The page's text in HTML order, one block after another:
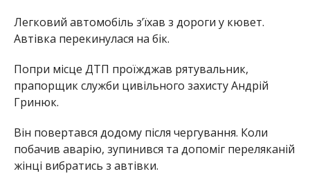
Легковий автомобіль з’їхав з дороги у кювет.
Автівка перекинулася на бік.
Попри місце ДТП проїжджав рятувальник,
прапорщик служби цивільного захисту Андрій
Гринюк.
Він повертався додому після чергування. Коли
побачив аварію, зупинився та допоміг переляканій
жінці вибратись з автівки.